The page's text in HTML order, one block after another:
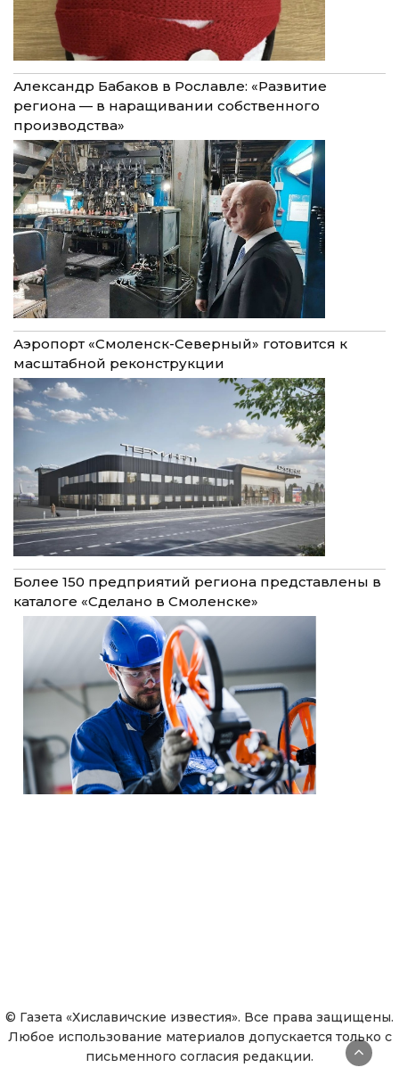
Александр Бабаков в Рославле: «Развитие
региона — в наращивании собственного
производства»
Аэропорт «Смоленск-Северный» готовится к
масштабной реконструкции
Более 150 предприятий региона представлены в
каталоге «Сделано в Смоленске»
© Газета «Хиславичские известия». Все права защищены.
Любое использование материалов допускается только с
письменного согласия редакции.